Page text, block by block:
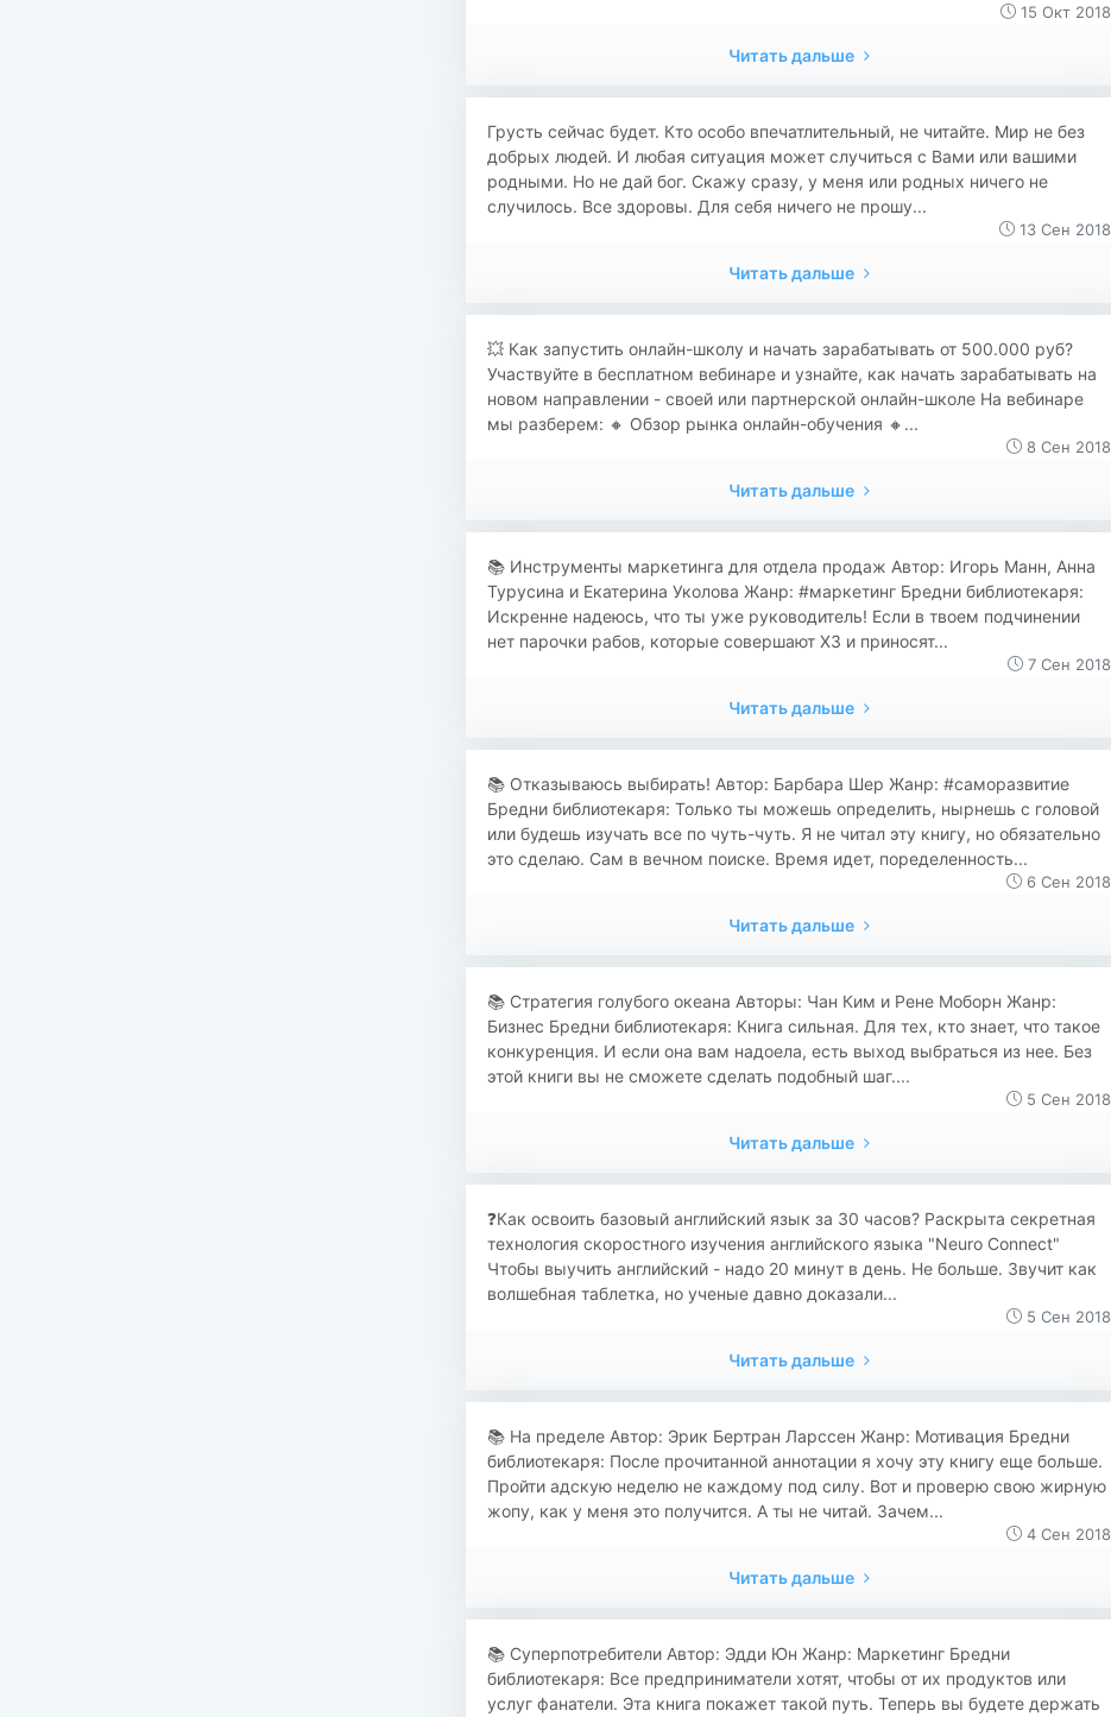
15 Окт 2018
Читать дальше
​​Грусть сейчас будет. Кто особо впечатлительный, не читайте. Мир не без
добрых людей. И любая ситуация может случиться с Вами или вашими
родными. Но не дай бог. Скажу сразу, у меня или родных ничего не
случилось. Все здоровы. Для себя ничего не прошу...
13 Сен 2018
Читать дальше
​​💥 Как запустить онлайн-школу и начать зарабатывать от 500.000 руб?
Участвуйте в бесплатном вебинаре и узнайте, как начать зарабатывать на
новом направлении - своей или партнерской онлайн-школе На вебинаре
мы разберем: 🔸 Обзор рынка онлайн-обучения 🔸...
8 Сен 2018
Читать дальше
📚 Инструменты маркетинга для отдела продаж Автор: Игорь Манн, Анна
Турусина и Екатерина Уколова Жанр: #маркетинг Бредни библиотекаря:
Искренне надеюсь, что ты уже руководитель! Если в твоем подчинении
нет парочки рабов, которые совершают ХЗ и приносят...
7 Сен 2018
Читать дальше
📚 Отказываюсь выбирать! Автор: Барбара Шер Жанр: #саморазвитие
Бредни библиотекаря: Только ты можешь определить, нырнешь с головой
или будешь изучать все по чуть-чуть. Я не читал эту книгу, но обязательно
это сделаю. Сам в вечном поиске. Время идет, поределенность...
6 Сен 2018
Читать дальше
📚 Стратегия голубого океана Авторы: Чан Ким и Рене Моборн Жанр:
Бизнес Бредни библиотекаря: Книга сильная. Для тех, кто знает, что такое
конкуренция. И если она вам надоела, есть выход выбраться из нее. Без
этой книги вы не сможете сделать подобный шаг....
5 Сен 2018
Читать дальше
​​❓Как освоить базовый английский язык за 30 часов? Раскрыта секретная
технология скоростного изучения английского языка "Neuro Connect"
Чтобы выучить английский - надо 20 минут в день. Не больше. Звучит как
волшебная таблетка, но ученые давно доказали...
5 Сен 2018
Читать дальше
📚 На пределе Автор: Эрик Бертран Ларссен Жанр: Мотивация Бредни
библиотекаря: После прочитанной аннотации я хочу эту книгу еще больше.
Пройти адскую неделю не каждому под силу. Вот и проверю свою жирную
жопу, как у меня это получится. А ты не читай. Зачем...
4 Сен 2018
Читать дальше
📚 Суперпотребители Автор: Эдди Юн Жанр: Маркетинг Бредни
библиотекаря: Все предприниматели хотят, чтобы от их продуктов или
услуг фанатели. Эта книга покажет такой путь. Теперь вы будете держать